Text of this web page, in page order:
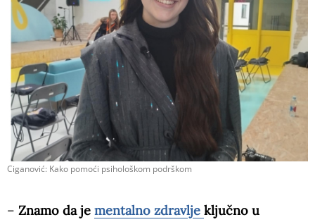
Ciganović: Kako pomoći psihološkom podrškom
– Znamo da je mentalno zdravlje ključno u